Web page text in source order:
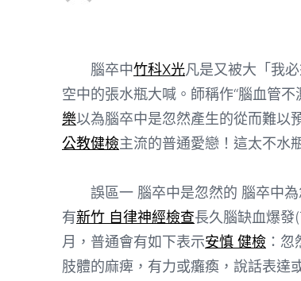
腦卒中竹科X光凡是又被大「我
空中的張水瓶大喊。師稱作“腦血管
樂以為腦卒中是忽然產生的從而難以
公教健檢主流的普通愛戀！這太不水
誤區一 腦卒中是忽然的 腦卒中為
有新竹 自律神經檢查長久腦缺血爆發
月，普通會有如下表示安慎 健檢 ：
肢體的麻痺，有力或癱瘓，說話表達